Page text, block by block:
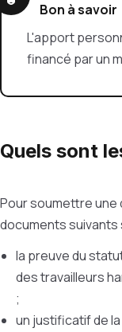
Bon à savoir
L'apport
financé par un
Quels sont
Pour soumettre une
documents suivants
la preuve du
des travailleurs
;
un justificatif de